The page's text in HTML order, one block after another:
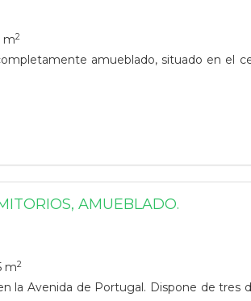
m2
amueblado, situado en el
AMUEBLADO.
m2
la Avenida de Portugal. Dispone de tres